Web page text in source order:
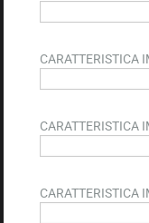
CARATTERISTICA
CARATTERISTICA
CARATTERISTICA